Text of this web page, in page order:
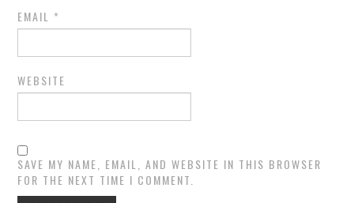
EMAIL *
WEBSITE
SAVE MY NAME, EMAIL, AND WEBSITE IN THIS BROWSER
FOR THE NEXT TIME I COMMENT.